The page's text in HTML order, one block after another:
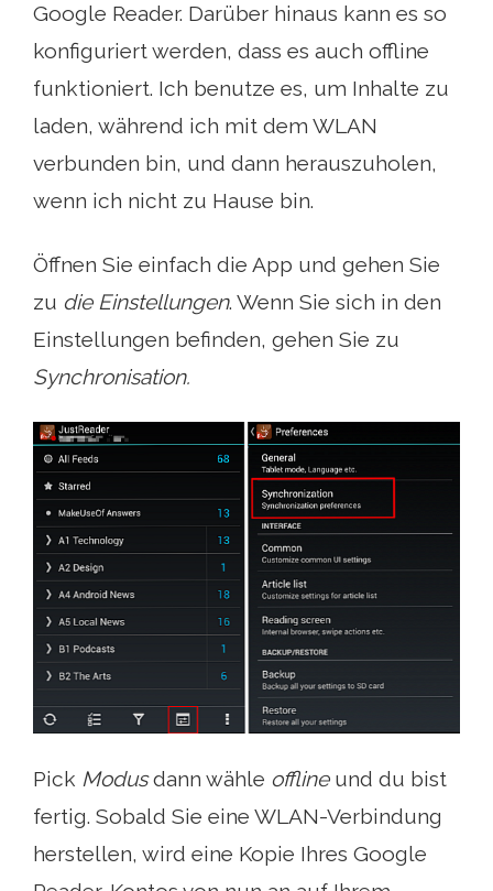
Google Reader. Darüber hinaus kann es so
konfiguriert werden, dass es auch offline
funktioniert. Ich benutze es, um Inhalte zu
laden, während ich mit dem WLAN
verbunden bin, und dann herauszuholen,
wenn ich nicht zu Hause bin.
Öffnen Sie einfach die App und gehen Sie
zu die Einstellungen. Wenn Sie sich in den
Einstellungen befinden, gehen Sie zu
Synchronisation.
Pick Modusdann wähle offlineund du bist
fertig. Sobald Sie eine WLAN-Verbindung
herstellen, wird eine Kopie Ihres Google